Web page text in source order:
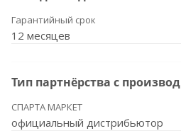
Гарантийный срок
12 месяцев
Тип партнёрства с
СПАРТА МАРКЕТ
официальный дистрибьютор